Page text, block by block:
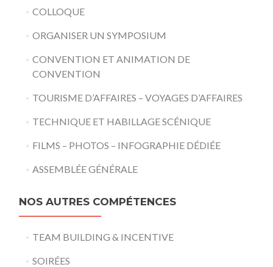
COLLOQUE
ORGANISER UN SYMPOSIUM
CONVENTION ET ANIMATION DE
CONVENTION
TOURISME D’AFFAIRES – VOYAGES D’AFFAIRES
TECHNIQUE ET HABILLAGE SCÉNIQUE
FILMS – PHOTOS – INFOGRAPHIE DÉDIÉE
ASSEMBLÉE GÉNÉRALE
NOS AUTRES COMPÉTENCES
TEAM BUILDING & INCENTIVE
SOIRÉES